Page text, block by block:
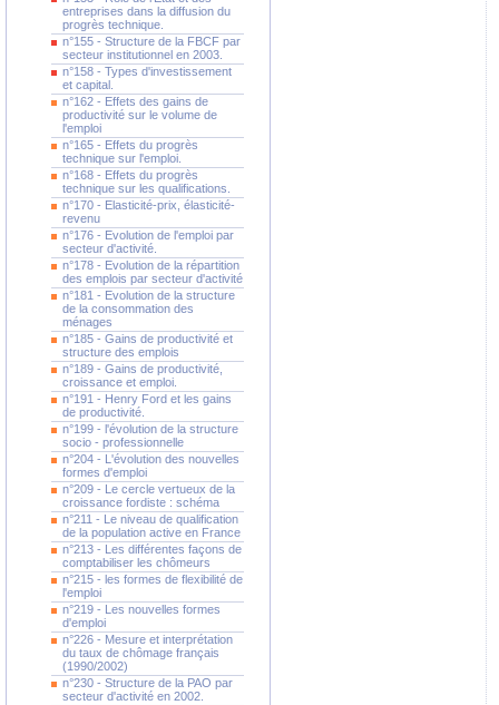
entreprises dans la diffusion du
progrès technique.
n°155 - Structure de la FBCF par
secteur institutionnel en 2003.
n°158 - Types d'investissement
et capital.
n°162 - Effets des gains de
productivité sur le volume de
l'emploi
n°165 - Effets du progrès
technique sur l'emploi.
n°168 - Effets du progrès
technique sur les qualifications.
n°170 - Elasticité-prix, élasticité-
revenu
n°176 - Evolution de l'emploi par
secteur d'activité.
n°178 - Evolution de la répartition
des emplois par secteur d'activité
n°181 - Evolution de la structure
de la consommation des
ménages
n°185 - Gains de productivité et
structure des emplois
n°189 - Gains de productivité,
croissance et emploi.
n°191 - Henry Ford et les gains
de productivité.
n°199 - l'évolution de la structure
socio - professionnelle
n°204 - L'évolution des nouvelles
formes d'emploi
n°209 - Le cercle vertueux de la
croissance fordiste : schéma
n°211 - Le niveau de qualification
de la population active en France
n°213 - Les différentes façons de
comptabiliser les chômeurs
n°215 - les formes de flexibilité de
l'emploi
n°219 - Les nouvelles formes
d'emploi
n°226 - Mesure et interprétation
du taux de chômage français
(1990/2002)
n°230 - Structure de la PAO par
secteur d'activité en 2002.